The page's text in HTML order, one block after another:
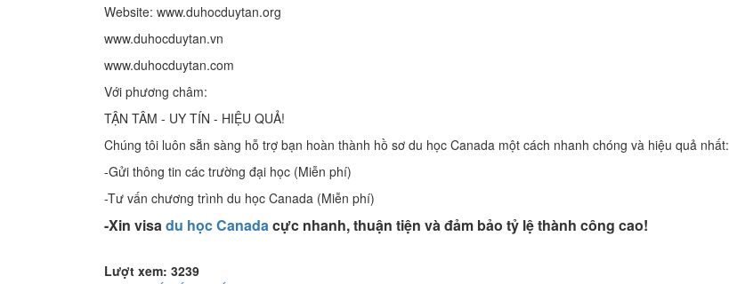
Website: www.duhocduytan.org
www.duhocduytan.vn
www.duhocduytan.com
Với phương châm:
TẬN TÂM - UY TÍN - HIỆU QUẢ!
Chúng tôi luôn sẵn sàng hỗ trợ bạn hoàn thành hồ sơ du học Canada một cách nhanh chóng và hiệu quả nhất:
-Gửi thông tin các trường đại học (Miễn phí)
-Tư vấn chương trình du học Canada (Miễn phí)
-Xin visadu học Canadacực nhanh, thuận tiện và đảm bảo tỷ lệ thành công cao!
Lượt xem: 3239